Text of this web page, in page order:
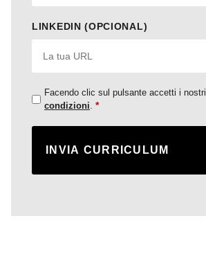
LINKEDIN (OPCIONAL)
Facendo clic sul pulsante accetti i nostri
condizioni *